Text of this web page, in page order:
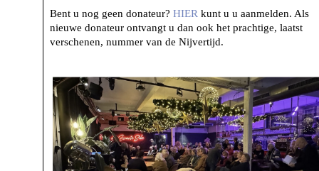
Bent u nog geen donateur? HIER kunt u u aanmelden. Als
nieuwe donateur ontvangt u dan ook het prachtige, laatst
verschenen, nummer van de Nijvertijd.